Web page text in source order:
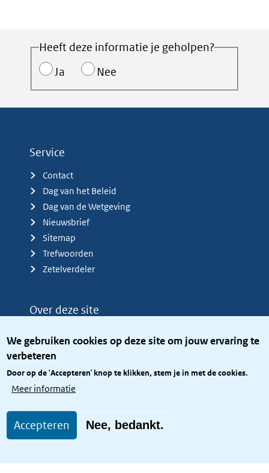
We gebruiken cookies op deze site om jouw ervaring te
verbeteren
Door op de 'Accepteren' knop te klikken, stem je in met de cookies.
Meer informatie
Accepteren Nee, bedankt.
Heeft deze informatie je geholpen?
Ja
Nee
Service
Contact
Dag van het Beleid
Dag van de Wetgeving
Nieuwsbrief
Sitemap
Trefwoorden
Zetelverdeler
Over deze site
Privacy
Toegang site openbaar
Toegankelijkheid